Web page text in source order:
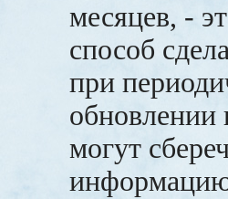
месяцев, -
способ
при
обновлении
могут